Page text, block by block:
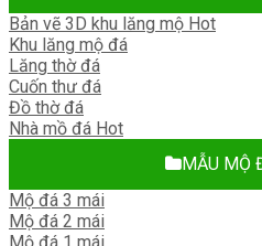
Bản vẽ 3D khu lăng mộ
Khu lăng mộ đá
Lăng thờ đá
Cuốn thư đá
Đồ thờ đá
Nhà mồ đá
MẪU MỘ
Mộ đá 3 mái
Mộ đá 2 mái